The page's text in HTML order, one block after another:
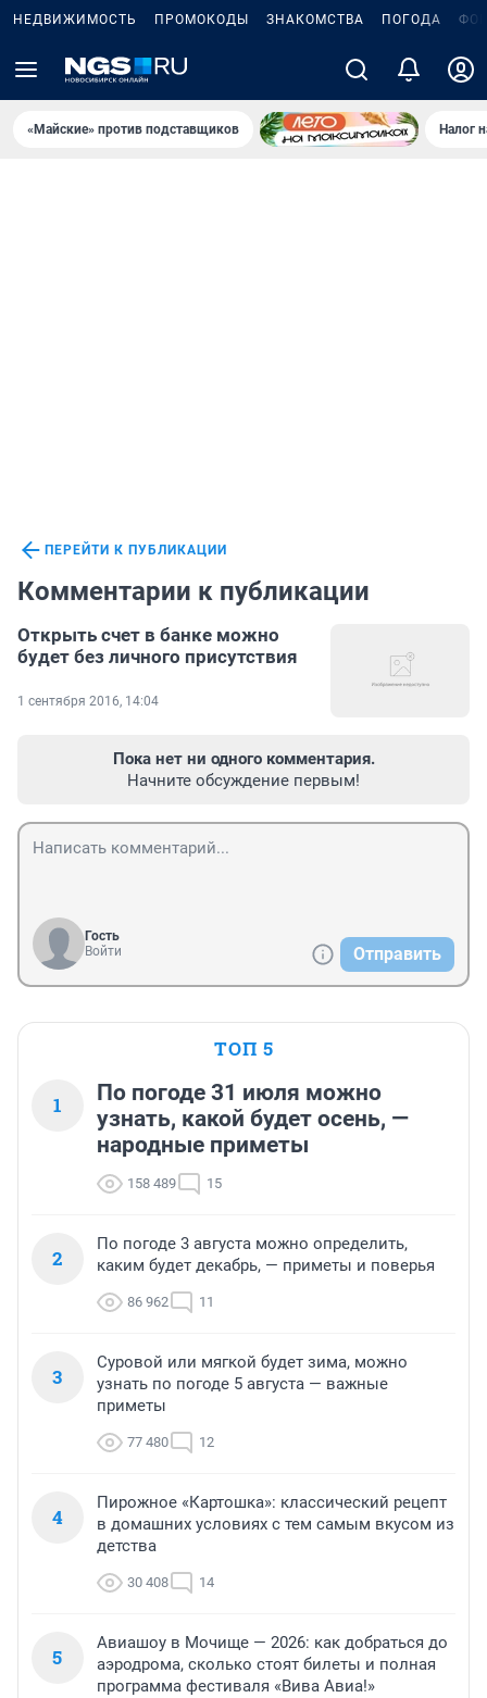
НЕДВИЖИМОСТЬ ПРОМОКОДЫ ЗНАКОМСТВА ПОГОДА
«Майские» против подставщиков Налог
ПЕРЕЙТИ К ПУБЛИКАЦИИ
Комментарии к публикации
Открыть счет в банке можно
будет без личного присутствия
1 сентября 2016, 14:04
Пока нет ни одного комментария.
Начните обсуждение первым!
Гость
Войти
Отправить
ТОП 5
1
По погоде 31 июля можно
узнать, какой будет осень, —
народные приметы
158 489 15
2
По погоде 3 августа можно определить,
каким будет декабрь, — приметы и поверья
86 962 11
3
Суровой или мягкой будет зима, можно
узнать по погоде 5 августа — важные
приметы
77 480 12
4
Пирожное «Картошка»: классический рецепт
в домашних условиях с тем самым вкусом из
детства
30 408 14
5
Авиашоу в Мочище — 2026: как добраться до
аэродрома, сколько стоят билеты и полная
программа фестиваля «Вива Авиа!»